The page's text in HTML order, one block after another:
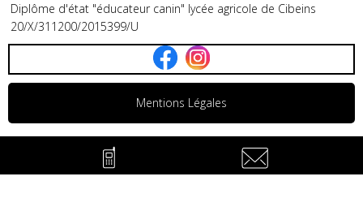
Diplôme d'état "éducateur canin" lycée agricole de Cibeins
20/X/311200/2015399/U
Mentions Légales